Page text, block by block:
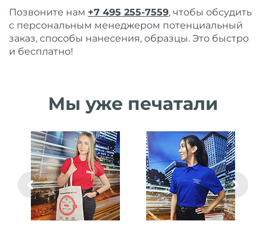
Позвоните нам +7 495 255-7559, чтобы обсудить
с персональным менеджером потенциальный
заказ, способы нанесения, образцы. Это быстро
и бесплатно!
Мы уже печатали